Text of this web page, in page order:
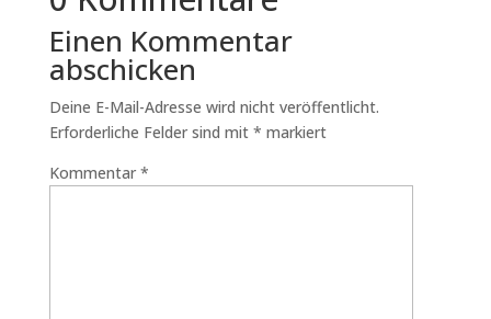
Einen Kommentar
abschicken
Deine E-Mail-Adresse wird nicht veröffentlicht.
Erforderliche Felder sind mit * markiert
Kommentar *